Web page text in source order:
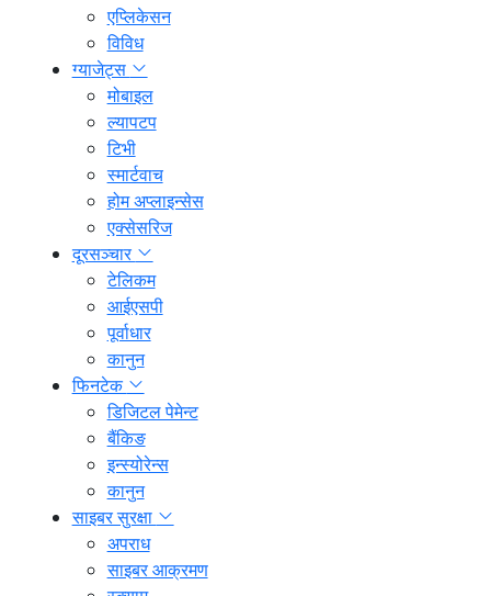
एप्लिकेसन
विविध
ग्याजेट्स
मोबाइल
ल्यापटप
टिभी
स्मार्टवाच
होम अप्लाइन्सेस
एक्सेसरिज
दूरसञ्चार
टेलिकम
आईएसपी
पूर्वाधार
कानुन
फिनटेक
डिजिटल पेमेन्ट
बैंकिङ
इन्स्योरेन्स
कानुन
साइबर सुरक्षा
अपराध
साइबर आक्रमण